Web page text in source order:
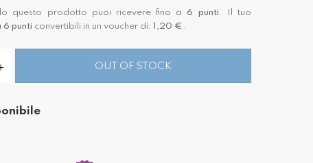
questo prodotto puoi ricevere fino a 6 punti. Il tuo
6 punti convertibili in un voucher di: 1,20 € .
OUT OF STOCK